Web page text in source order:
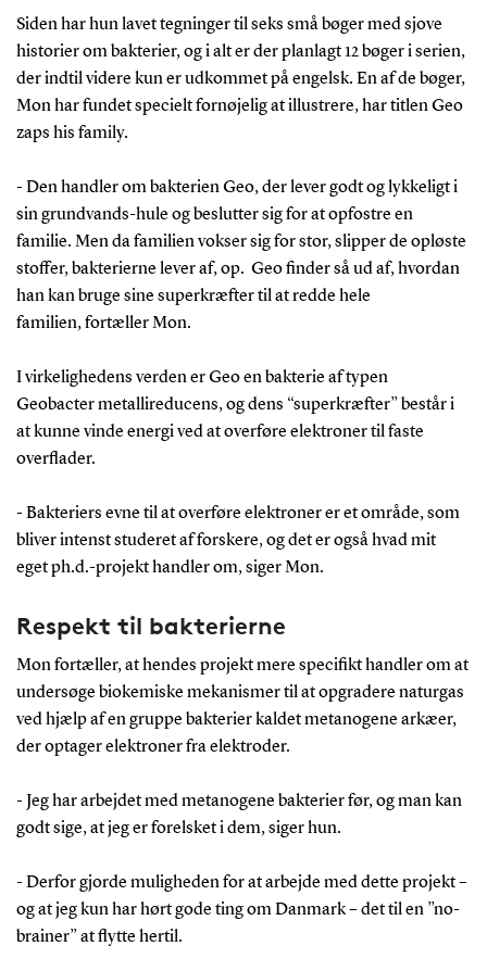
Siden har hun lavet tegninger til seks små bøger med sjove
historier om bakterier, og i alt er der planlagt 12 bøger i serien,
der indtil videre kun er udkommet på engelsk. En af de bøger,
Mon har fundet specielt fornøjelig at illustrere, har titlen Geo
zaps his family.
- Den handler om bakterien Geo, der lever godt og lykkeligt i
sin grundvands-hule og beslutter sig for at opfostre en
familie. Men da familien vokser sig for stor, slipper de opløste
stoffer, bakterierne lever af, op. Geo finder så ud af, hvordan
han kan bruge sine superkræfter til at redde hele
familien, fortæller Mon.
I virkelighedens verden er Geo en bakterie af typen
Geobacter metallireducens, og dens “superkræfter” består i
at kunne vinde energi ved at overføre elektroner til faste
overflader.
- Bakteriers evne til at overføre elektroner er et område, som
bliver intenst studeret af forskere, og det er også hvad mit
eget ph.d.-projekt handler om, siger Mon.
Respekt til bakterierne
Mon fortæller, at hendes projekt mere specifikt handler om at
undersøge biokemiske mekanismer til at opgradere naturgas
ved hjælp af en gruppe bakterier kaldet metanogene arkæer,
der optager elektroner fra elektroder.
- Jeg har arbejdet med metanogene bakterier før, og man kan
godt sige, at jeg er forelsket i dem, siger hun.
- Derfor gjorde muligheden for at arbejde med dette projekt –
og at jeg kun har hørt gode ting om Danmark – det til en ”no-
brainer” at flytte hertil.